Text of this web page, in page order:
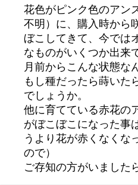
花色がピンク色のアン
不明）に、購入時から
ぼこしてきて、今では
なものがいくつか出来
月前からこんな状態
もし種だったら蒔いた
でしょうか。
他に育てている赤花の
がぼこぼこになった事
うより花が赤くなくな
ので）
ご存知の方がいました